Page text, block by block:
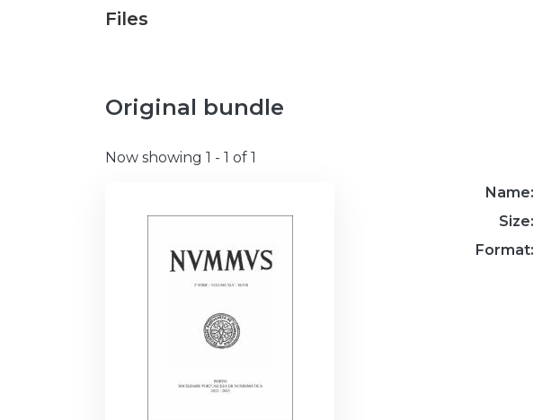
Files
Original bundle
Now showing 1 - 1 of 1
Name:
Size:
Format: